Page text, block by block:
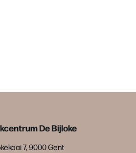
De Bijloke
7, 9000 Gent